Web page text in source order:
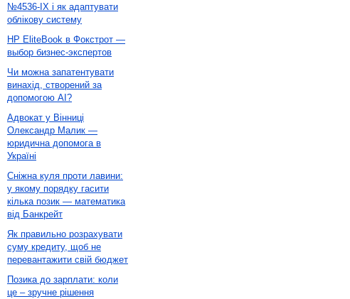
№4536-IX і як адаптувати
облікову систему
HP EliteBook в Фокстрот —
выбор бизнес-экспертов
Чи можна запатентувати
винахід, створений за
допомогою AI?
Адвокат у Вінниці
Олександр Малик —
юридична допомога в
Україні
Сніжна куля проти лавини:
у якому порядку гасити
кілька позик — математика
від Банкрейт
Як правильно розрахувати
суму кредиту, щоб не
перевантажити свій бюджет
Позика до зарплати: коли
це – зручне рішення